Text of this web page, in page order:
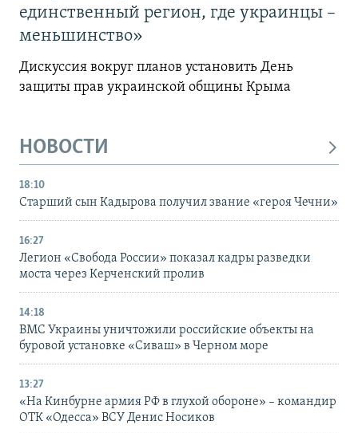
единственный регион, где украинцы –
меньшинство»
Дискуссия вокруг планов установить День
защиты прав украинской общины Крыма
НОВОСТИ
18:10
Старший сын Кадырова получил звание «героя Чечни»
16:27
Легион «Свобода России» показал кадры разведки
моста через Керченский пролив
14:18
ВМС Украины уничтожили российские объекты на
буровой установке «Сиваш» в Черном море
13:27
«На Кинбурне армия РФ в глухой обороне» – командир
ОТК «Одесса» ВСУ Денис Носиков